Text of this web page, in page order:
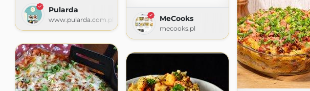
Pularda
www.pularda.com.pl MeCooks
mecooks.pl